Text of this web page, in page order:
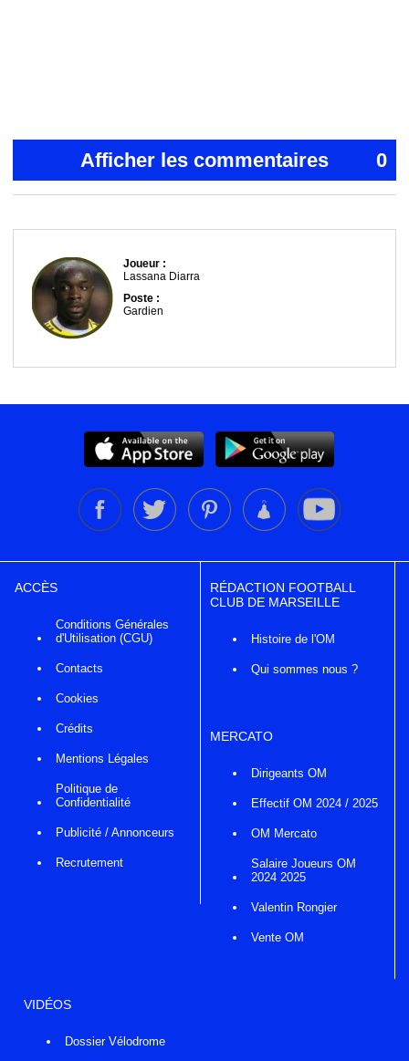
Afficher les commentaires 0
Joueur :
Lassana Diarra
Poste :
Gardien
ACCÈS
Conditions Générales
d'Utilisation (CGU)
Contacts
Cookies
Crédits
Mentions Légales
Politique de
Confidentialité
Publicité / Annonceurs
Recrutement
RÉDACTION FOOTBALL
CLUB DE MARSEILLE
Histoire de l'OM
Qui sommes nous ?
MERCATO
Dirigeants OM
Effectif OM 2024 / 2025
OM Mercato
Salaire Joueurs OM
2024 2025
Valentin Rongier
Vente OM
VIDÉOS
Dossier Vélodrome